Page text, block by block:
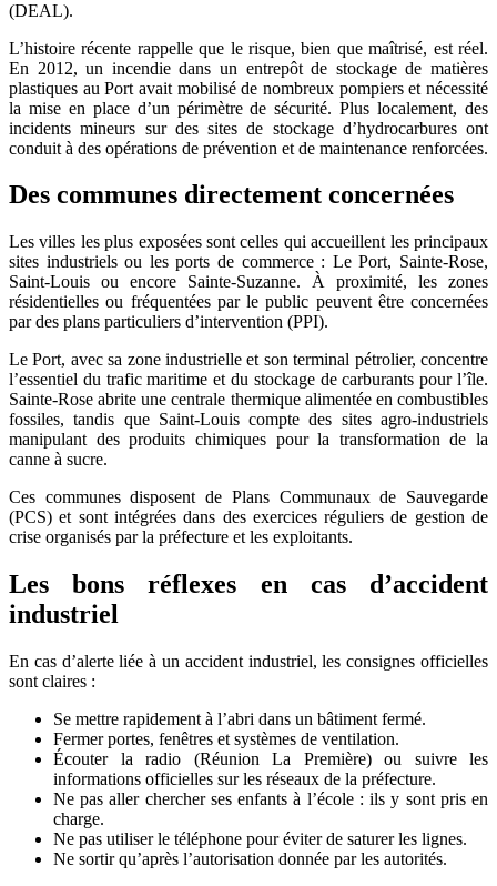
(DEAL).
L’histoire récente rappelle que le risque, bien que maîtrisé, est réel.
En 2012, un incendie dans un entrepôt de stockage de matières
plastiques au Port avait mobilisé de nombreux pompiers et nécessité
la mise en place d’un périmètre de sécurité. Plus localement, des
incidents mineurs sur des sites de stockage d’hydrocarbures ont
conduit à des opérations de prévention et de maintenance renforcées.
Des communes directement concernées
Les villes les plus exposées sont celles qui accueillent les principaux
sites industriels ou les ports de commerce : Le Port, Sainte-Rose,
Saint-Louis ou encore Sainte-Suzanne. À proximité, les zones
résidentielles ou fréquentées par le public peuvent être concernées
par des plans particuliers d’intervention (PPI).
Le Port, avec sa zone industrielle et son terminal pétrolier, concentre
l’essentiel du trafic maritime et du stockage de carburants pour l’île.
Sainte-Rose abrite une centrale thermique alimentée en combustibles
fossiles, tandis que Saint-Louis compte des sites agro-industriels
manipulant des produits chimiques pour la transformation de la
canne à sucre.
Ces communes disposent de Plans Communaux de Sauvegarde
(PCS) et sont intégrées dans des exercices réguliers de gestion de
crise organisés par la préfecture et les exploitants.
Les bons réflexes en cas d’accident
industriel
En cas d’alerte liée à un accident industriel, les consignes officielles
sont claires :
Se mettre rapidement à l’abri dans un bâtiment fermé.
Fermer portes, fenêtres et systèmes de ventilation.
Écouter la radio (Réunion La Première) ou suivre les
informations officielles sur les réseaux de la préfecture.
Ne pas aller chercher ses enfants à l’école : ils y sont pris en
charge.
Ne pas utiliser le téléphone pour éviter de saturer les lignes.
Ne sortir qu’après l’autorisation donnée par les autorités.